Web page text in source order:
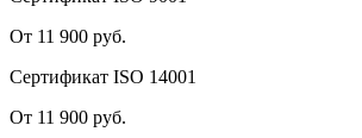
От 11 900 руб.
Сертификат ISO 14001
От 11 900 руб.